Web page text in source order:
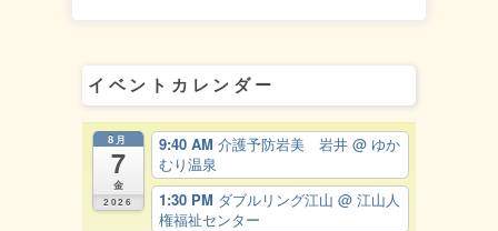
イベントカレンダー
8月
7
金
2026
9:40 AM 介護予防岩美 岩井 @ ゆか
むり温泉
1:30 PM ダブルリング江山 @ 江山人
権福祉センター